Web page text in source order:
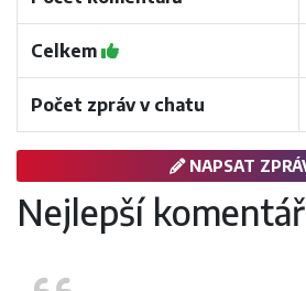
Celkem
Počet zpráv v chatu
NAPSAT
Nejlepší